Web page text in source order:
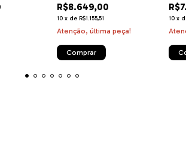
40
Inox e Trempes em Ferro
Fundido
R$8.649,00
10 x de R$1.155,51
Atenção, última peça!
com
10 x